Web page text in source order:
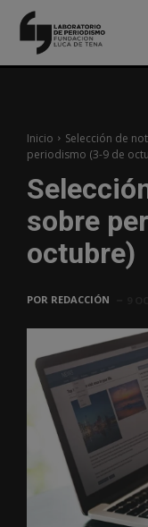
Inicio Selección de
periodismo (3-9 de
sobre
octubre)
POR REDACCIÓN